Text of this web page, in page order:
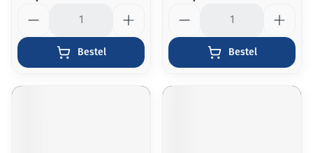
Bestel Bestel